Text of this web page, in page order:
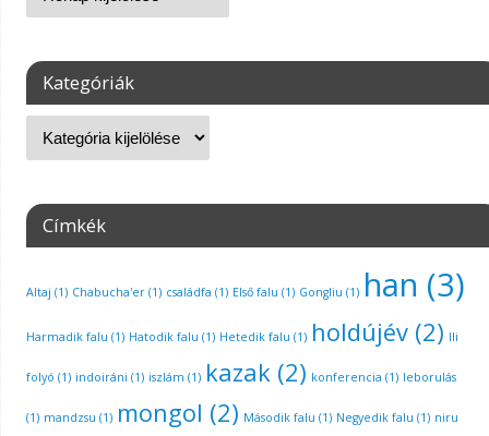
Kategóriák
Címkék
Altaj (1) Chabucha'er(1) családfa (1) Első falu (1) Gongliu (1) han (3)
Harmadik falu (1) Hatodik falu (1) Hetedik falu (1) holdújév(2) Ili
folyó (1) indoiráni (1) iszlám (1) kazak(2) konferencia (1) leborulás
(1) mandzsu (1) mongol (2) Második falu (1) Negyedik falu (1) niru